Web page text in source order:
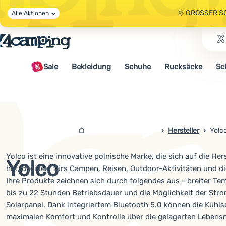
🌞 GROSSER
🤫 - 10 % AUF
🌞 GROSSER
Alle Aktionen
Sale Bekleidung Schuhe Rucksäcke
4campingshop.de
Hersteller
Yolco
Yolco ist eine innovative polnische Marke, die sich auf die
hat, die ideal fürs Campen, Reisen, Outdoor-Aktivitäten und
Ihre Produkte zeichnen sich durch folgendes aus - breiter
bis zu 22 Stunden Betriebsdauer und die Möglichkeit der
Solarpanel. Dank integriertem Bluetooth 5.0 können die
maximalen Komfort und Kontrolle über die gelagerten